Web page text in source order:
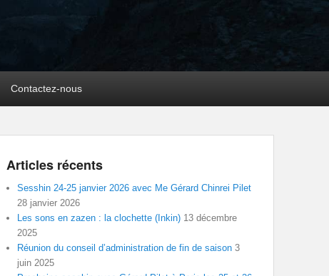
Contactez-nous
Articles récents
Sesshin 24-25 janvier 2026 avec Me Gérard Chinrei Pilet
28 janvier 2026
Les sons en zazen : la clochette (Inkin) 13 décembre
2025
Réunion du conseil d’administration de fin de saison 3
juin 2025